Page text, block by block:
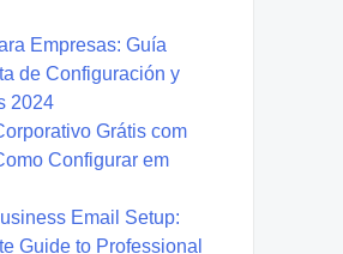
Empresas: Guía
de Configuración y
2024
Grátis com
Configurar em
Email Setup:
Guide to Professional